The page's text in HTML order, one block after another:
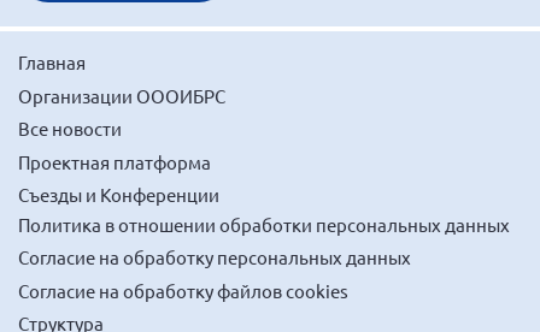
Главная
Организации ОООИБРС
Все новости
Проектная платформа
Съезды и Конференции
Политика в отношении обработки персональных данных
Согласие на обработку персональных данных
Согласие на обработку файлов cookies
Структура